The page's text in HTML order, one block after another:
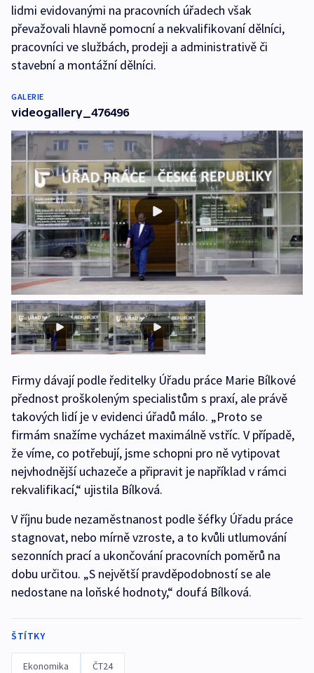
lidmi evidovanými na pracovních úřadech však
převažovali hlavně pomocní a nekvalifikovaní dělníci,
pracovníci ve službách, prodeji a administrativě či
stavební a montážní dělníci.
GALERIE
videogallery_476496
Firmy dávají podle ředitelky Úřadu práce Marie Bílkové
přednost proškoleným specialistům s praxí, ale právě
takových lidí je v evidenci úřadů málo. „Proto se
firmám snažíme vycházet maximálně vstříc. V případě,
že víme, co potřebují, jsme schopni pro ně vytipovat
nejvhodnější uchazeče a připravit je například v rámci
rekvalifikací,“ ujistila Bílková.
V říjnu bude nezaměstnanost podle šéfky Úřadu práce
stagnovat, nebo mírně vzroste, a to kvůli utlumování
sezonních prací a ukončování pracovních poměrů na
dobu určitou. „S největší pravděpodobností se ale
nedostane na loňské hodnoty,“ doufá Bílková.
ŠTÍTKY
Ekonomika ČT24